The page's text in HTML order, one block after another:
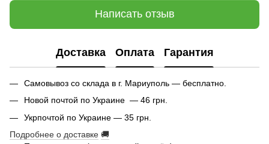
Написать отзыв
Доставка Оплата Гарантия
Самовывоз со склада в г. Мариуполь — бесплатно.
Новой почтой по Украине — 46 грн.
Укрпочтой по Украине — 35 грн.
Подробнее о доставке 🚚